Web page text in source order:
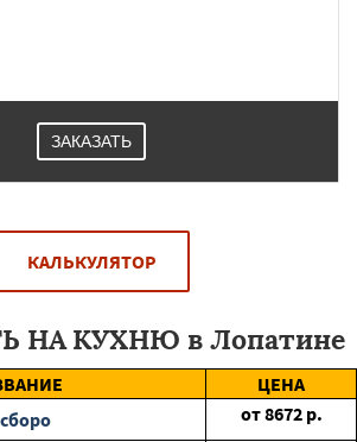
ЗАКАЗАТЬ
КАЛЬКУЛЯТОР
НА КУХНЮ в Лопатине
ЦЕНА
от8672 р.